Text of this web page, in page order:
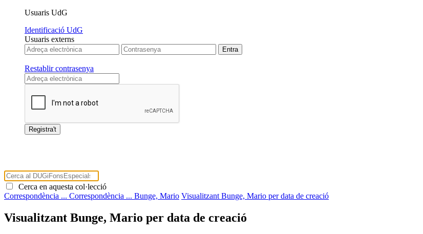
Usuaris UdG
Identificació UdG
Usuaris externs
Restablir contrasenya
Cerca en aquesta col·lecció
Correspondència ... Correspondència ... Bunge, Mario Visualitzant Bunge, Mario per data de creació
Visualitzant Bunge, Mario per data de creació